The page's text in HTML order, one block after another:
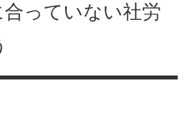
っていない社労